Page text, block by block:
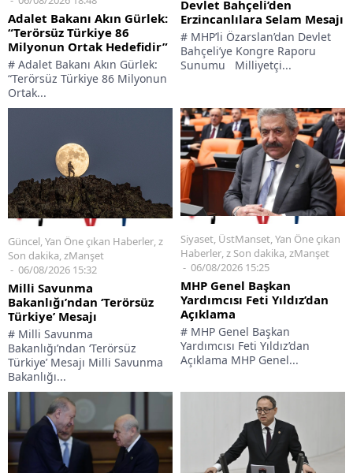
Adalet Bakanı Akın Gürlek:
“Terörsüz Türkiye 86
Milyonun Ortak Hedefidir”
# Adalet Bakanı Akın Gürlek:
“Terörsüz Türkiye 86 Milyonun
Ortak...
Devlet Bahçeli’den
Erzincanlılara Selam Mesajı
# MHP’li Özarslan’dan Devlet
Bahçeli’ye Kongre Raporu
Sunumu Milliyetçi...
Güncel Yan Öne çıkan Haberler z
Son dakika zManşet
06/08/2026 15:32
Milli Savunma
Bakanlığı’ndan ‘Terörsüz
Türkiye’ Mesajı
# Milli Savunma
Bakanlığı’ndan ‘Terörsüz
Türkiye’ Mesajı Milli Savunma
Bakanlığı...
Siyaset, ÜstManset,Yan Öne çıkan
Haberler,z Son dakika,zManşet
06/08/2026 15:25
MHP Genel Başkan
Yardımcısı Feti Yıldız’dan
Açıklama
# MHP Genel Başkan
Yardımcısı Feti Yıldız’dan
Açıklama MHP Genel...